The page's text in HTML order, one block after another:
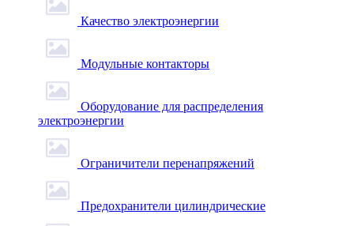
Качество электроэнергии
Модульные контакторы
Оборудование для распределения
электроэнергии
Ограничители перенапряжений
Предохранители цилиндрические